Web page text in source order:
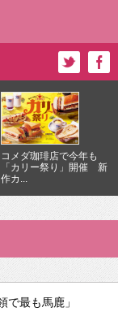
コメダ珈琲店で今年も
「カリー祭り」開催 新
作カ...
で最も馬鹿」